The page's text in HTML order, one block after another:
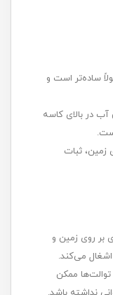
ساده‌تر است و
در بالای کاسه
زمین، ثبات
بر روی زمین و
می‌کند.
توالت‌ها ممکن